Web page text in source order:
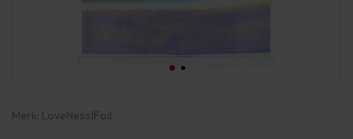
Merk: LoveNess|Foil